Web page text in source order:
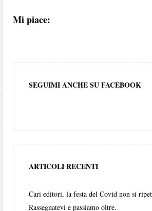
Mi piace:
SEGUIMI ANCHE SU FACEBOOK
ARTICOLI RECENTI
Cari editori, la festa del Covid non si
Rassegnatevi e passiamo oltre.